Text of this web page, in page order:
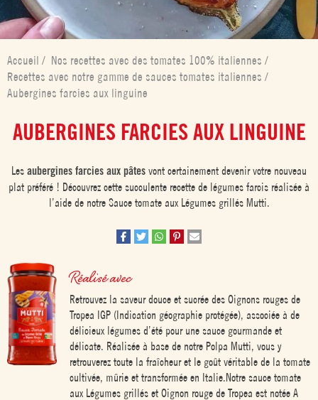
Accueil / Nos recettes avec des tomates 100% italiennes /
Recettes avec notre gamme de sauces tomates italiennes /
Aubergines farcies aux linguine
AUBERGINES FARCIES AUX LINGUINE
Les aubergines farcies aux pâtes vont certainement devenir votre nouveau
plat préféré ! Découvrez cette succulente recette de légumes farcis réalisée à
l’aide de notre Sauce tomate aux Légumes grillés Mutti.
Réalisé avec
Retrouvez la saveur douce et sucrée des Oignons rouges de
Tropea IGP (Indication géographie protégée), associée à de
délicieux légumes d’été pour une sauce gourmande et
délicate. Réalisée à base de notre Polpa Mutti, vous y
retrouverez toute la fraîcheur et le goût véritable de la tomate
cultivée, mûrie et transformée en Italie.Notre sauce tomate
aux Légumes grillés et Oignon rouge de Tropea est notée A